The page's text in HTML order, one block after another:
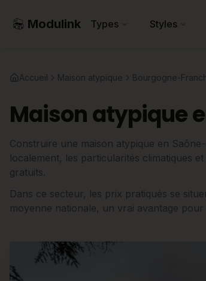
Modulink Types Styles
Accueil Maison atypique Bourgogne-
Maison atypique
Construire une maison atypique en
localement, les particularités climatiques
gratuits.
Dans ce secteur, les prix pratiqués se
moyenne nationale, un vrai avantage